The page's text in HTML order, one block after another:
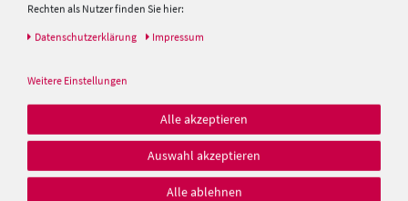
25,00 €
19,99 €
Rechten als Nutzer finden Sie hier:
Daten­schutz­erklärung Impressum
Weitere Einstellungen
Alle akzeptieren
Auswahl akzeptieren
Alle ablehnen